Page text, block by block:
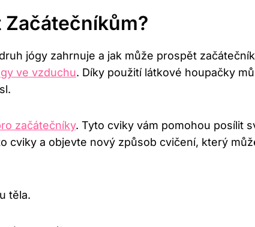
Začátečníkům?
jógy zahrnuje a ⁢jak může prospět
ve vzduchu. Díky použití⁣ látkové houpačky‍
začátečníky. Tyto cviky vám pomohou posílit
⁢a objevte nový způsob cvičení, který
⁤těla.